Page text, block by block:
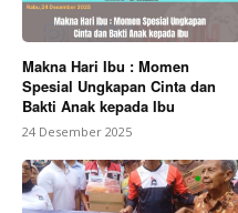
Makna Hari Ibu : Momen
Spesial Ungkapan Cinta dan
Bakti Anak kepada Ibu
24 Desember 2025